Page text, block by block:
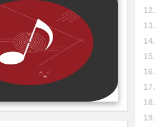
12.
13.
14.
15.
16.
17.
18.
19.